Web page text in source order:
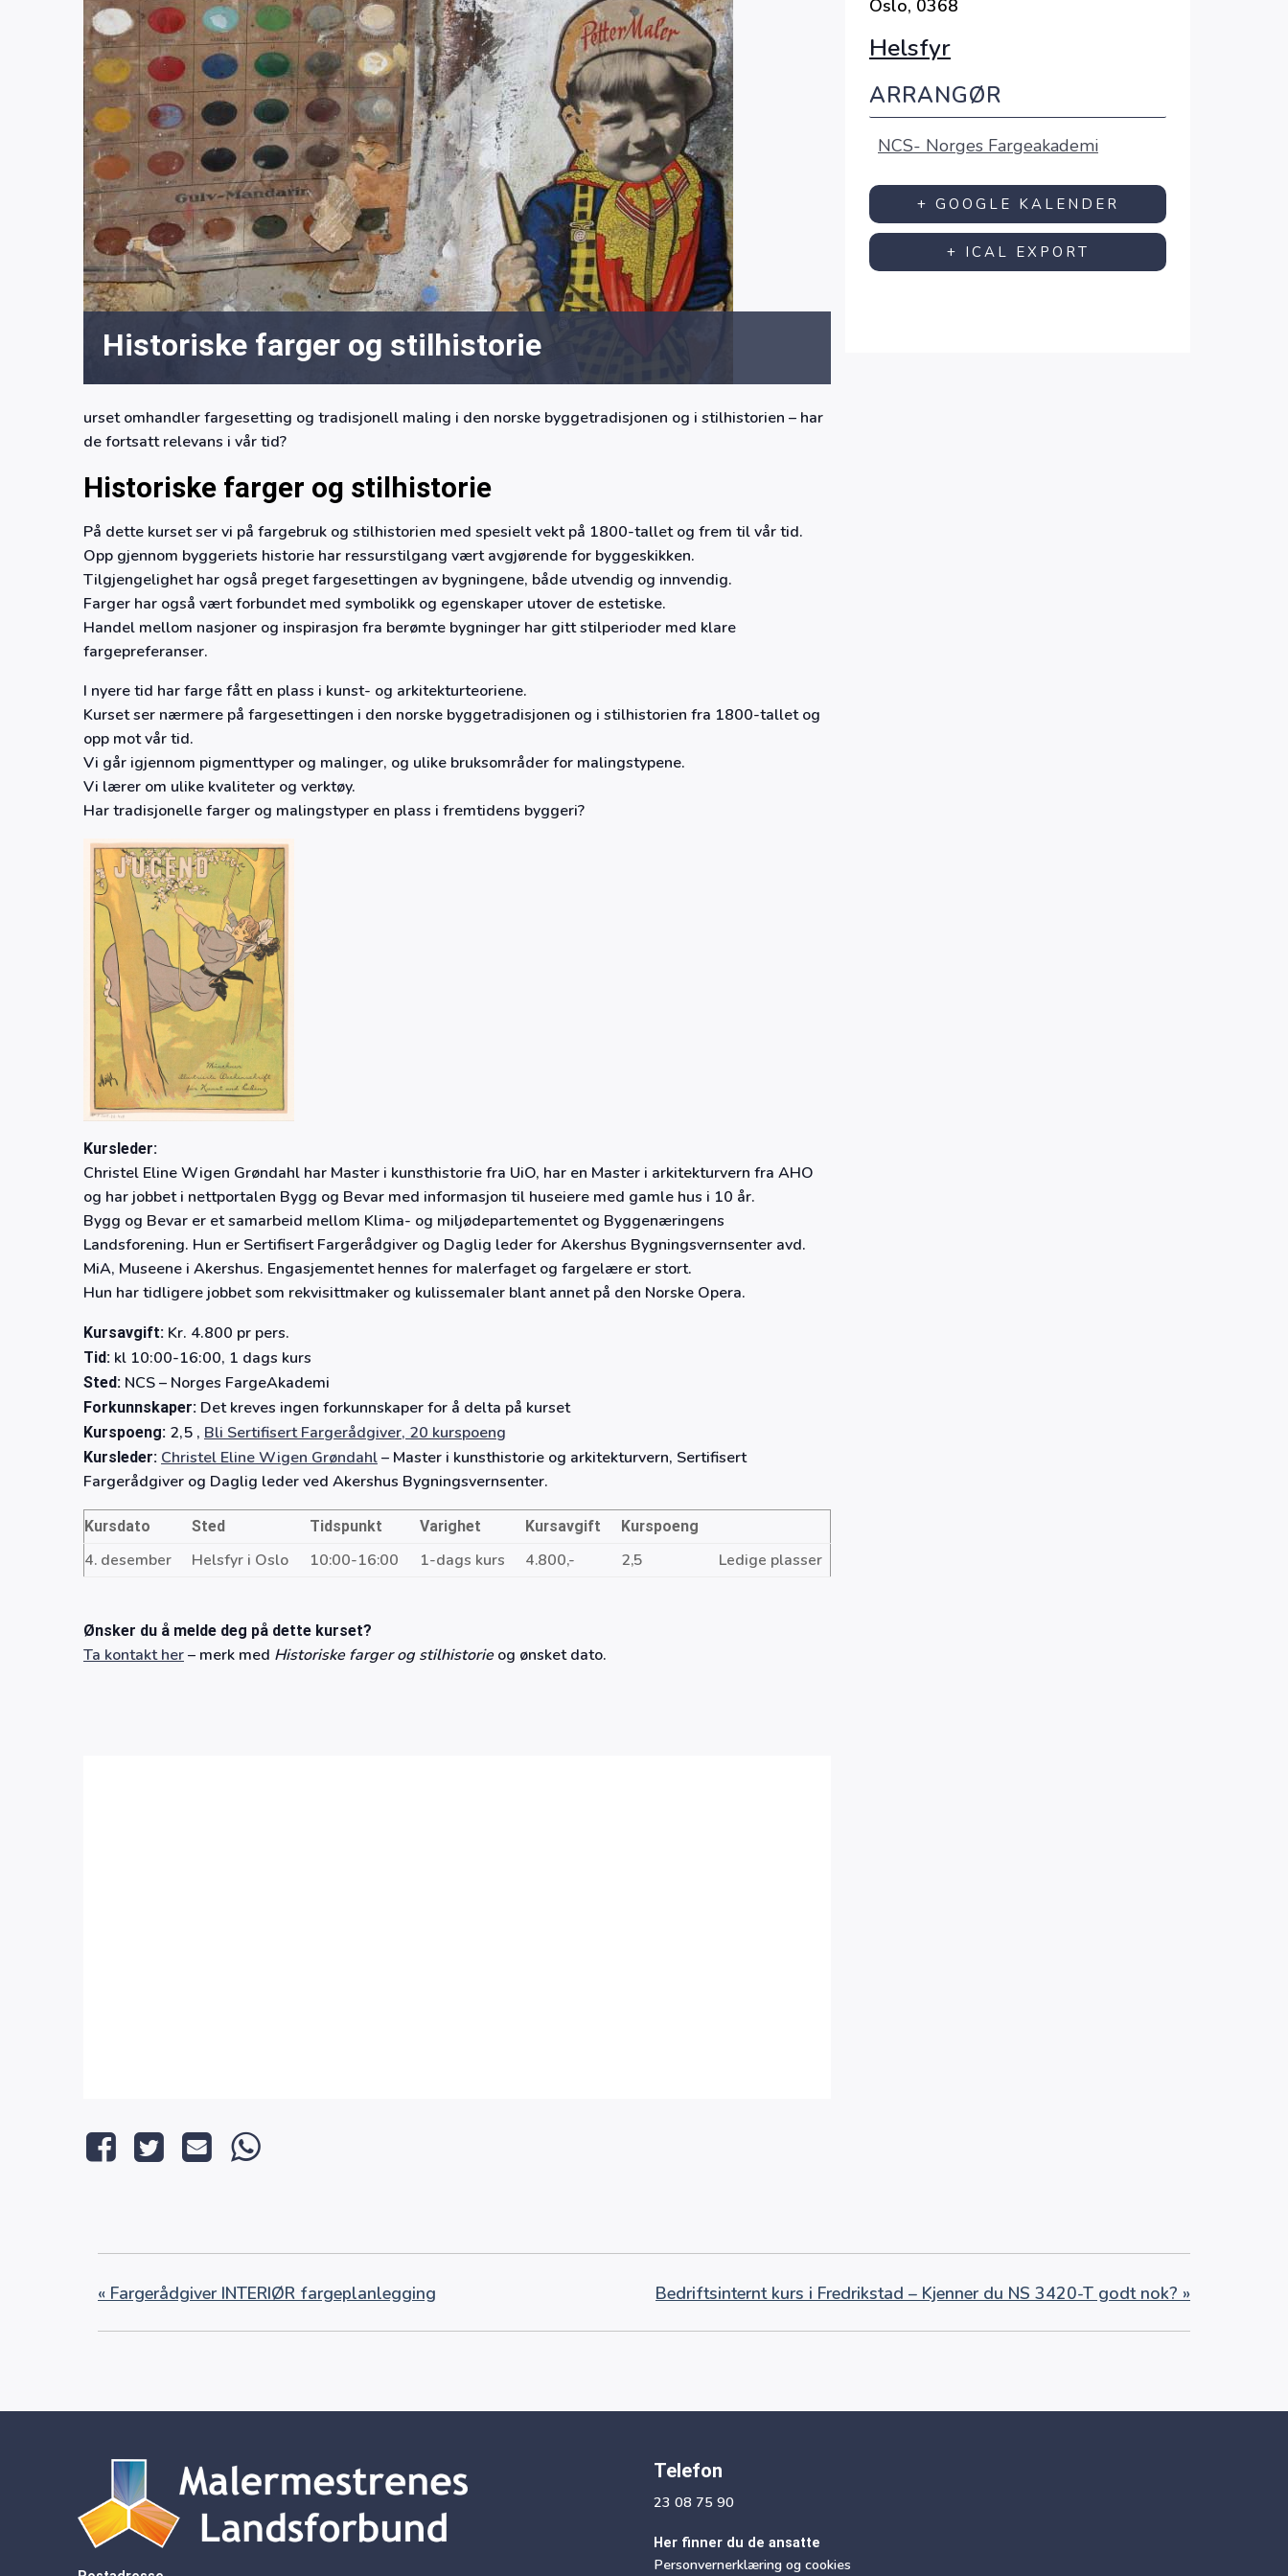
Historiske farger og stilhistorie
urset omhandler fargesetting og tradisjonell maling i den norske byggetradisjonen og i stilhistorien – har
de fortsatt relevans i vår tid?
Historiske farger og stilhistorie
På dette kurset ser vi på fargebruk og stilhistorien med spesielt vekt på 1800-tallet og frem til vår tid.
Opp gjennom byggeriets historie har ressurstilgang vært avgjørende for byggeskikken.
Tilgjengelighet har også preget fargesettingen av bygningene, både utvendig og innvendig.
Farger har også vært forbundet med symbolikk og egenskaper utover de estetiske.
Handel mellom nasjoner og inspirasjon fra berømte bygninger har gitt stilperioder med klare
fargepreferanser.
I nyere tid har farge fått en plass i kunst- og arkitekturteoriene.
Kurset ser nærmere på fargesettingen i den norske byggetradisjonen og i stilhistorien fra 1800-tallet og
opp mot vår tid.
Vi går igjennom pigmenttyper og malinger, og ulike bruksområder for malingstypene.
Vi lærer om ulike kvaliteter og verktøy.
Har tradisjonelle farger og malingstyper en plass i fremtidens byggeri?
Kursleder:
Christel Eline Wigen Grøndahl har Master i kunsthistorie fra UiO, har en Master i arkitekturvern fra AHO
og har jobbet i nettportalen Bygg og Bevar med informasjon til huseiere med gamle hus i 10 år.
Bygg og Bevar er et samarbeid mellom Klima- og miljødepartementet og Byggenæringens
Landsforening. Hun er Sertifisert Fargerådgiver og Daglig leder for Akershus Bygningsvernsenter avd.
MiA, Museene i Akershus. Engasjementet hennes for malerfaget og fargelære er stort.
Hun har tidligere jobbet som rekvisittmaker og kulissemaler blant annet på den Norske Opera.
Kursavgift: Kr. 4.800 pr pers.
Tid: kl 10:00-16:00, 1 dags kurs
Sted: NCS – Norges FargeAkademi
Forkunnskaper: Det kreves ingen forkunnskaper for å delta på kurset
Kurspoeng: 2,5 , Bli Sertifisert Fargerådgiver, 20 kurspoeng
Kursleder: Christel Eline Wigen Grøndahl– Master i kunsthistorie og arkitekturvern, Sertifisert
Fargerådgiver og Daglig leder ved Akershus Bygningsvernsenter.
Kursdato Sted Tidspunkt Varighet Kursavgift Kurspoeng
4. desember Helsfyr i Oslo 10:00-16:00 1-dags kurs 4.800,- 2,5 Ledige plasser
Ønsker du å melde deg på dette kurset?
Ta kontakt her– merk med Historiske farger og stilhistorieog ønsket dato.
Oslo, 0368
Helsfyr
ARRANGØR
NCS- Norges Fargeakademi
+ GOOGLE KALENDER
+ ICAL EXPORT
« Fargerådgiver INTERIØR fargeplanlegging Bedriftsinternt kurs i Fredrikstad – Kjenner du NS 3420-T godt nok? »
Telefon
23 08 75 90
Her finner du de ansatte
Personvernerklæring og cookies